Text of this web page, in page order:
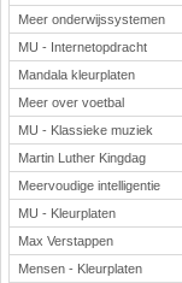
Meer onderwijssystemen
MU - Internetopdracht
Mandala kleurplaten
Meer over voetbal
MU - Klassieke muziek
Martin Luther Kingdag
Meervoudige intelligentie
MU - Kleurplaten
Max Verstappen
Mensen - Kleurplaten